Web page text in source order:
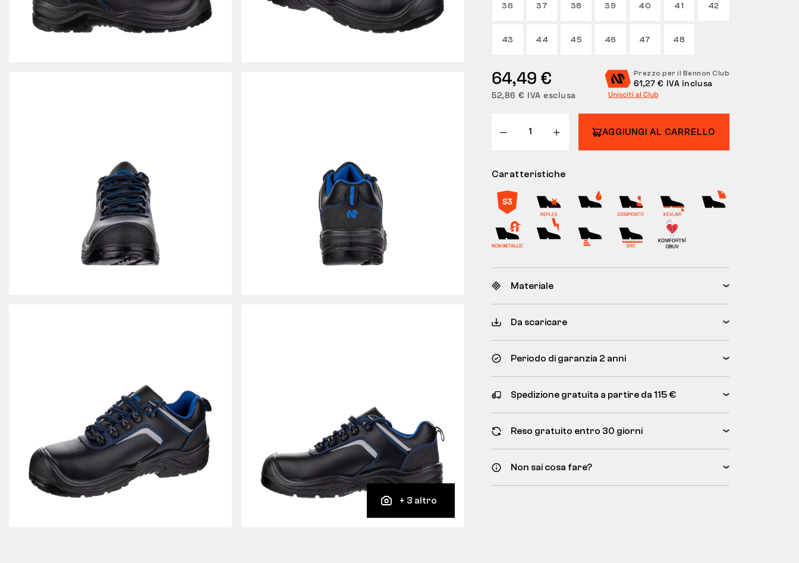
+ 3 altro
36 37 38 39 40 41 42
43 44 45 46 47 48
64,49 €
52,86 € IVA esclusa
Prezzo per il Bennon Club
61,27 € IVA inclusa
Unisciti al Club
AGGIUNGI AL CARRELLO
Caratteristiche
Materiale
Da scaricare
Periodo di garanzia 2 anni
Spedizione gratuita a partire da 115 €
Reso gratuito entro 30 giorni
Non sai cosa fare?